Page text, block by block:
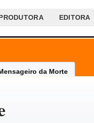
EDITORA
da Morte